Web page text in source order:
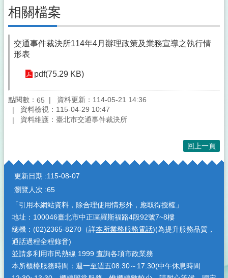
相關檔案
交通事件裁決所114年4月辦理政策及業務宣導之執行情
形表
pdf(75.29 KB)
點閱數： 65
資料更新：114-05-21 14:36
資料檢視：115-04-29 10:47
資料維護：臺北市交通事件裁決所
回上一頁
:::
更新日期
115-08-07
瀏覽人次 65
「引用本網站資料，除合理使用情形外，應取得授權」
地址：100046臺北市中正區羅斯福路4段92號7~8樓
總機：(02)2365-8270（詳本所業務服務電話)(為提升服務品質，
通話過程全程錄音)
並請多利用市民熱線 1999 查詢各項市政業務
本所櫃檯服務時間：週一至週五08:30～17:30(中午休息時間